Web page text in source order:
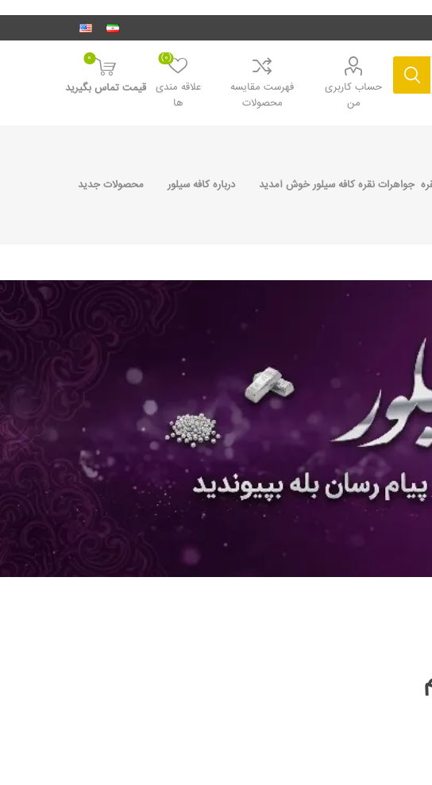
حساب کاربری
من
فهرست مقایسه
محصولات
علاقه مندی
ها
(0)
0
قیمت تماس بگیرید
جواهرات نقره کافه سیلور خوش آمدید درباره کافه سیلور محصولات جدید